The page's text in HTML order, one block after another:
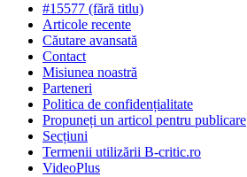
#15577 (fără titlu)
Articole recente
Căutare avansată
Contact
Misiunea noastră
Parteneri
Politica de confidențialitate
Propuneți un articol pentru publicare
Secțiuni
Termenii utilizării B-critic.ro
VideoPlus